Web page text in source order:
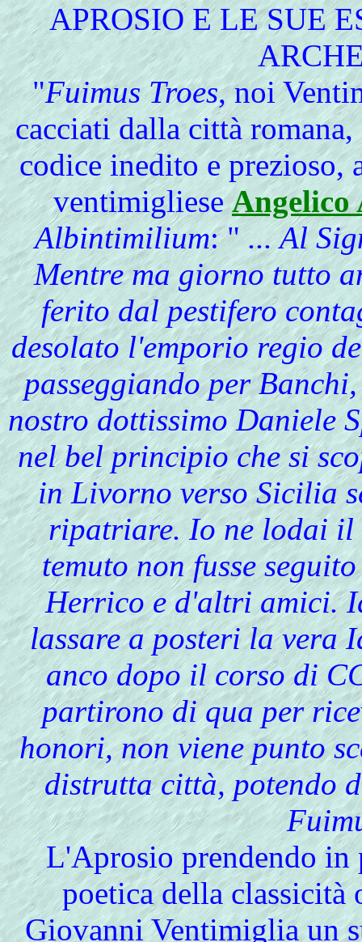
APROSIOE LE SUE
"Fuimus Troes, noi
cacciati dalla città
codice inedito e
ventimiglieseAngelico
Albintimilium: "... Al
Mentre ma giorno tutto
ferito dal pestifero
desolato l'emporio regio
passeggiando per
nostro dottissimo Daniele
nel bel principio che si
in Livorno verso Sicilia
ripatriare. Io ne lodai il
temuto non fusse
Herrico e d'altri amici.
lassare a posteri la vera
anco dopo il corso di
partirono di qua per
honori, non viene punto
distrutta città, potendo
L'Aprosio prendendo in
poetica della
Giovanni Ventimiglia un